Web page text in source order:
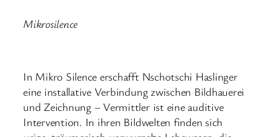
Mikrosilence
In Mikro Silence erschafft Nschotschi Haslinger
eine installative Verbindung zwischen Bildhauerei
und Zeichnung – Vermittler ist eine auditive
Intervention. In ihren Bildwelten finden sich